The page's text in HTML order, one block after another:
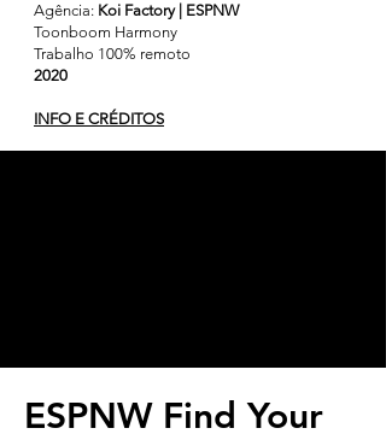
Agência: Koi Factory | ESPNW
Toonboom Harmony
Trabalho 100% remoto
2020
INFO E CRÉDITOS
ESPNW Find Your